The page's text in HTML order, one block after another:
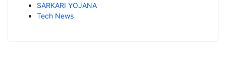
SARKARI YOJANA
Tech News